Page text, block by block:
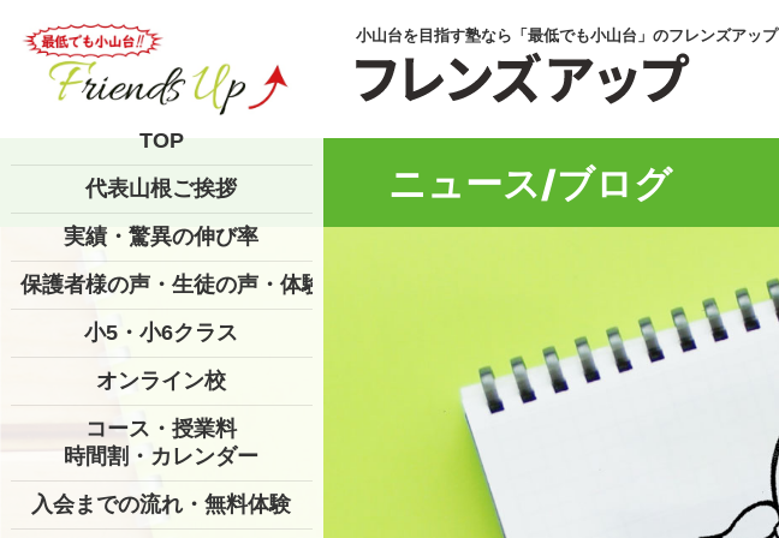
小山台を目指す塾なら「最低でも小山台」のフレンズアップ
TOP
代表山根ご挨拶
実績・驚異の伸び率
保護者様の声・生徒の声・体験記
小5・小6クラス
オンライン校
コース・授業料
時間割・カレンダー
入会までの流れ・無料体験
ニュース/ブログ